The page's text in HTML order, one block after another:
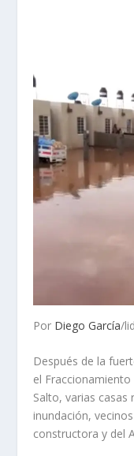
Por Diego García/
Después de la
el
Salto, varias
inundación,
constructora y del